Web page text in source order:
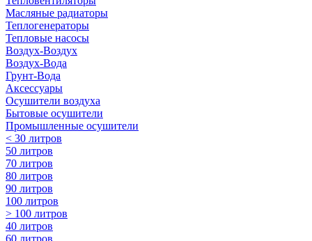
Масляные радиаторы
Теплогенераторы
Тепловые насосы
Воздух-Воздух
Воздух-Вода
Грунт-Вода
Аксессуары
Осушители воздуха
Бытовые осушители
Промышленные осушители
< 30 литров
50 литров
70 литров
80 литров
90 литров
100 литров
> 100 литров
40 литров
60 литров